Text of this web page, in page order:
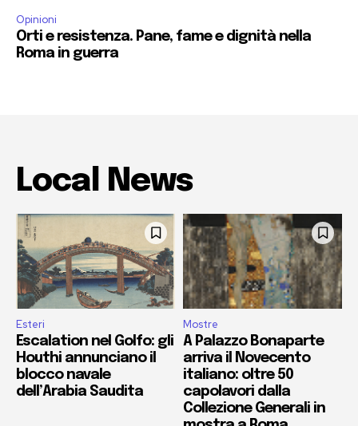
Opinioni
Orti e resistenza. Pane, fame e dignità nella
Roma in guerra
Local News
Esteri
Escalation nel Golfo: gli
Houthi annunciano il
blocco navale
dell’Arabia Saudita
Mostre
A Palazzo Bonaparte
arriva il Novecento
italiano: oltre 50
capolavori dalla
Collezione Generali in